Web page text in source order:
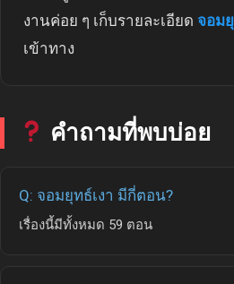
งานค่อย ๆ เก็บรายละเอียด จอม
เข้าทาง
คำถามที่พบบ่อย
Q: จอมยุทธ์เงา มีกี่ตอน?
เรื่องนี้มีทั้งหมด 59 ตอน